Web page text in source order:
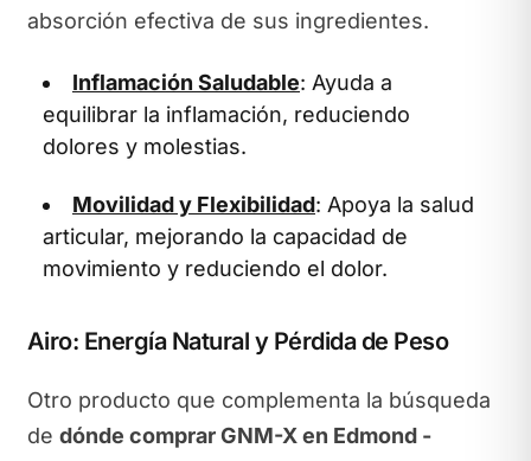
absorción efectiva de sus ingredientes.
Inflamación Saludable: Ayuda a
equilibrar la inflamación, reduciendo
dolores y molestias.
Movilidad y Flexibilidad: Apoya la salud
articular, mejorando la capacidad de
movimiento y reduciendo el dolor.
Airo: Energía Natural y Pérdida de Peso
Otro producto que complementa la búsqueda
de dónde comprar GNM-X en Edmond -